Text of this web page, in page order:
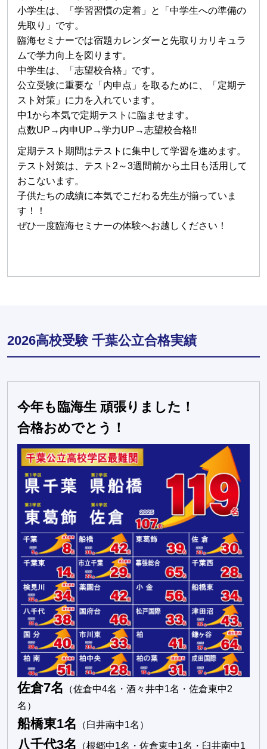
小学生は、「学習習慣の定着」と「中学生への準備の
先取り」です。
臨海セミナーでは宿題カレンダーと先取りカリキュラ
ムで学力向上を図ります。
中学生は、「志望校合格」です。
公立受験に重要な「内申点」を取るために、「定期テ
スト対策」に力を入れています。
中1から本気で定期テストに臨ませます。
点数UP→内申UP→学力UP→志望校合格‼
定期テスト期間はテストに集中して学習を進めます。
テスト対策は、テスト2～3週間前から土日も活用して
おこないます。
子供たちの成績に本気でこだわる先生が揃っていま
す！！
ぜひ一度臨海セミナーの体験へお越しください！
2026高校受験 千葉公立合格実績
今年も臨海生 頑張りました！
合格おめでとう！
佐倉7名
（佐倉中4名・酒々井中1名・佐倉東中2
名）
船橋東1名 （臼井南中1名）
八千代3名
（根郷中1名・佐倉東中1名・臼井南中1